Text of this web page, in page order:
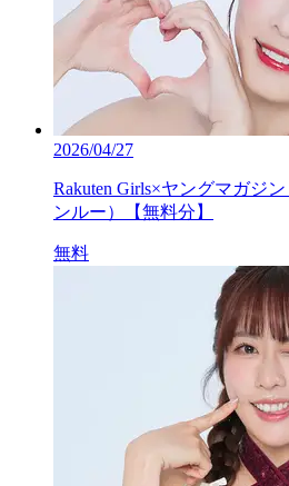
2026/04/27
Rakuten Girls×ヤングマガ
ンルー）【無料分】
無料